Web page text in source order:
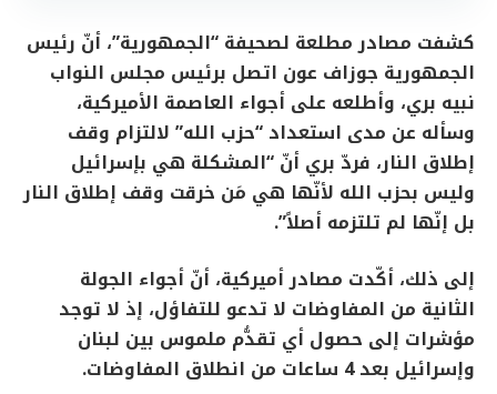
كشفت مصادر مطلعة لصحيفة “الجمهورية”، أنّ رئيس
الجمهورية جوزاف عون اتصل برئيس مجلس النواب
نبيه بري، وأطلعه على أجواء العاصمة الأميركية،
وسأله عن مدى استعداد “حزب الله” لالتزام وقف
إطلاق النار، فردّ بري أنّ “المشكلة هي بإسرائيل
وليس بحزب الله لأنّها هي مَن خرقت وقف إطلاق النار
بل إنّها لم تلتزمه أصلاً”.
إلى ذلك، أكّدت مصادر أميركية، أنّ أجواء الجولة
الثانية من المفاوضات لا تدعو للتفاؤل، إذ لا توجد
مؤشرات إلى حصول أي تقدُّم ملموس بين لبنان
وإسرائيل بعد 4 ساعات من انطلاق المفاوضات.